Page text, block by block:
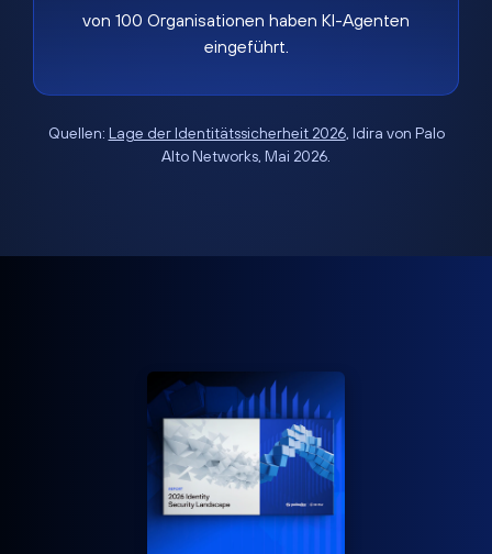
von 100 Organisationen haben KI-Agenten
eingeführt.
Quellen: Lage der Identitätssicherheit 2026, Idira von Palo
Alto Networks, Mai 2026.